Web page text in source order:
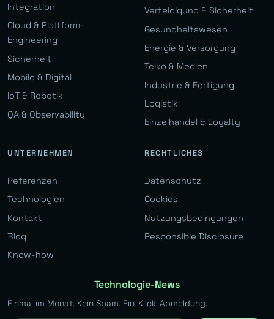
Integration
Cloud & Plattform-
Engineering
Sicherheit
Mobile & Digital
IoT & Robotik
QA & Observability
Verteidigung & Sicherheit
Gesundheitswesen
Energie & Versorgung
Telko & Medien
Industrie & Fertigung
Logistik
Einzelhandel & Loyalty
UNTERNEHMEN
Referenzen
Technologien
Kontakt
Blog
Know-how
RECHTLICHES
Datenschutz
Cookies
Nutzungsbedingungen
Responsible Disclosure
Technologie-News
Einmal im Monat. Kein Spam. Ein-Klick-Abmeldung.